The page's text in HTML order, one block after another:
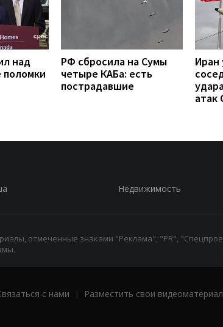
над
поломки
РФ сбросила на Сумы
четыре КАБа: есть
пострадавшие
Иран
атак
Недвижимость
отмеченные знаками "Реклама", "PR",
с нами | Разместить свои